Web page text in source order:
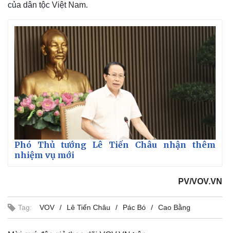
của dân tộc Việt Nam.
Phó Thủ tướng Lê Tiến Châu nhận thêm
nhiệm vụ mới
PV/VOV.VN
Tag: VOV Lê Tiến Châu Pác Bó Cao Bằng